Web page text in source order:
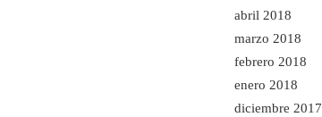
abril 2018
marzo 2018
febrero 2018
enero 2018
diciembre 2017